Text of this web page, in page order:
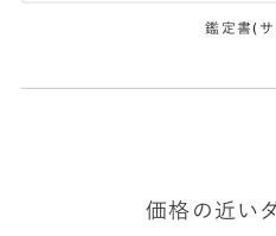
鑑定書(サ
価格の近い